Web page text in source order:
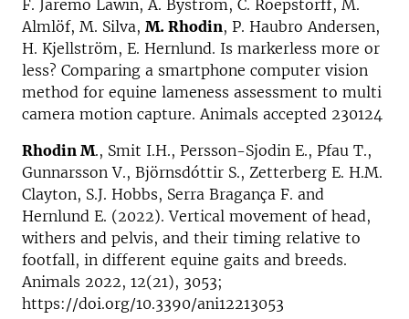
F. Järemo Lawin, A. Byström, C. Roepstorff, M.
Almlöf, M. Silva, M. Rhodin, P. Haubro Andersen,
H. Kjellström, E. Hernlund. Is markerless more or
less? Comparing a smartphone computer vision
method for equine lameness assessment to multi
camera motion capture. Animals accepted 230124
Rhodin M., Smit I.H., Persson-Sjodin E., Pfau T.,
Gunnarsson V., Björnsdóttir S., Zetterberg E. H.M.
Clayton, S.J. Hobbs, Serra Bragança F. and
Hernlund E. (2022). Vertical movement of head,
withers and pelvis, and their timing relative to
footfall, in different equine gaits and breeds.
Animals 2022, 12(21), 3053;
https://doi.org/10.3390/ani12213053